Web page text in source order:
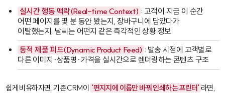
실시간 행동 맥락(Real-time Context) : 고객이 지금 이 순간
어떤 페이지를 몇 분 동안 봤는지, 장바구니에 담았다가
이탈했는지, 날씨는 어떤지 같은 즉각적인 상황 정보
동적 제품 피드(Dynamic Product Feed) : 발송 시점에 고객별로
다른 이미지·상품명·가격을 실시간으로 렌더링하는 콘텐츠 구조
쉽게 비유하자면, 기존 CRM이 '편지지에 이름만 바꿔 인쇄하는 프린터' 라면,